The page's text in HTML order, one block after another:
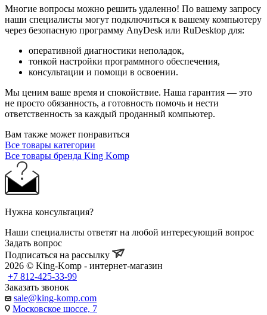
Многие вопросы можно решить удаленно! По вашему запросу
наши специалисты могут подключиться к вашему компьютеру
через безопасную программу AnyDesk или RuDesktop для:
оперативной диагностики неполадок,
тонкой настройки программного обеспечения,
консультации и помощи в освоении.
Мы ценим ваше время и спокойствие. Наша гарантия — это
не просто обязанность, а готовность помочь и нести
ответственность за каждый проданный компьютер.
Вам также может понравиться
Все товары категории
Все товары бренда King Komp
Нужна консультация?
Наши специалисты ответят на любой интересующий вопрос
Задать вопрос
Подписаться на рассылку
2026 © King-Komp - интернет-магазин
+7 812-425-33-99
Заказать звонок
sale@king-komp.com
Московское шоссе, 7